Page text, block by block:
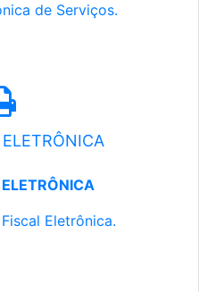
de Serviços.
Eletrônica.